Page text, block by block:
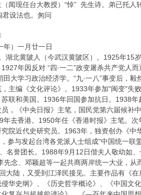
闻现任台大教授）“悼” 先生诗。弟已托
设法也。匆问
廿一日
北黄陂人（今武汉黄陂区）。1925年15岁
年因反对 “四·一二”政变屠杀共产党人
大学习政治经济学。“九·一八”事变后，毅
主编《文化评论》。1933年参加"闽变"失
联和美国。1936年回国参加抗日。1938
，《中央日报》主笔，国民党第六届候补
去香港。1950年任《香港时报》主笔。
院近代史研究员。1963年，独资创办《中
参与发起台湾各党派人士组成"中国统一联
名誉团长。1988年9月12日偕夫人敬幼如
先念、邓颖超等一起共商两岸统一大业，从
大陆，又受到江泽民接见。主要作品有《
华史纲》、《历史哲学概论》、《中国文